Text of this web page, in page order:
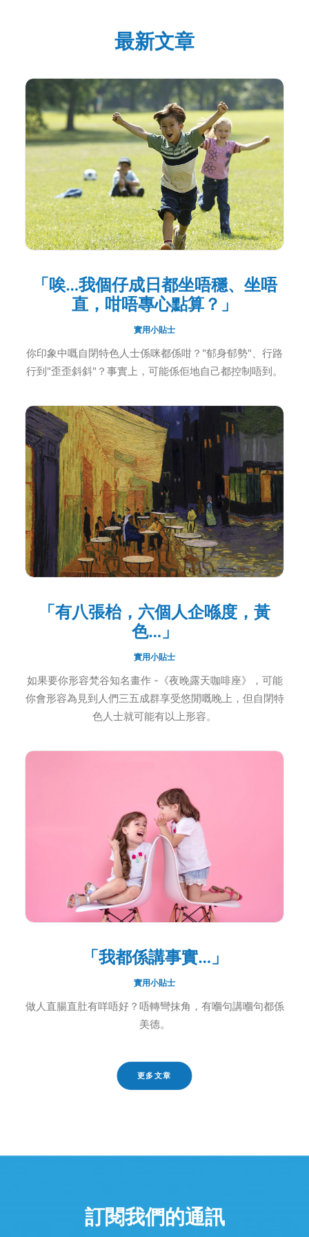
最新文章
「唉…我個仔成日都坐唔穩、坐唔
直，咁唔專心點算？」
實用小貼士
你印象中嘅自閉特色人士係咪都係咁？"郁身郁勢"、行路
行到"歪歪斜斜"？事實上，可能係佢地自己都控制唔到。
「有八張枱，六個人企喺度，黃
色…」
實用小貼士
如果要你形容梵谷知名畫作 -《夜晚露天咖啡座》，可能
你會形容為見到人們三五成群享受悠閒嘅晚上，但自閉特
色人士就可能有以上形容。
「我都係講事實…」
實用小貼士
做人直腸直肚有咩唔好？唔轉彎抹角，有嗰句講嗰句都係
美德。
更多文章
訂閱我們的通訊